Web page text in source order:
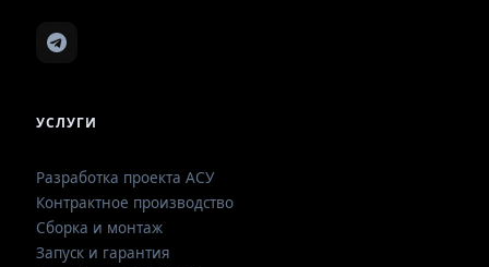
УСЛУГИ
Разработка проекта АСУ
Контрактное производство
Сборка и монтаж
Запуск и гарантия